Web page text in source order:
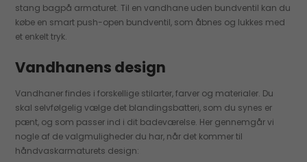
stang bagpå armaturet. Til en vandhane uden bundventil kan du
købe en smart push-open bundventil, som åbnes og lukkes med
et enkelt tryk.
Vandhanens design
Vandhaner findes i forskellige stilarter, farver og materialer. Du
skal selvfølgelig vælge det blandingsbatteri, som du synes er
pænt, og som passer ind i dit badeværelse. Her gennemgår vi
nogle af de valgmuligheder du har, når det kommer til
håndvaskarmaturets design: